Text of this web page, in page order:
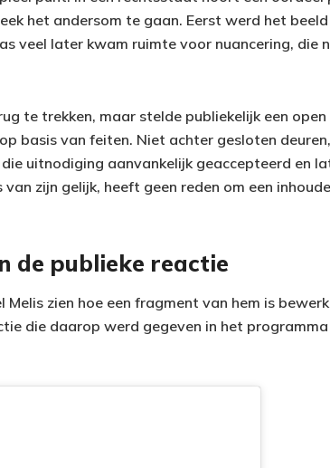
het andersom te gaan. Eerst werd het
veel later kwam ruimte voor nuancering, die
te trekken, maar stelde publiekelijk een
basis van feiten. Niet achter gesloten
uitnodiging aanvankelijk geaccepteerd en
zijn gelijk, heeft geen reden om een
de publieke reactie
zien hoe een fragment van hem is
die daarop werd gegeven in het